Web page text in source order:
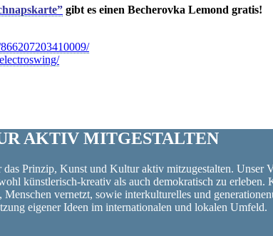
gibt es einen Becherovka Lemond gratis!
AKTIV MITGESTALTEN
Prinzip, Kunst und Kultur aktiv mitzugestalten.
künstlerisch-kreativ als auch demokratisch zu
Menschen vernetzt, sowie interkulturelles und
eigener Ideen im internationalen und lokalen Umfeld.